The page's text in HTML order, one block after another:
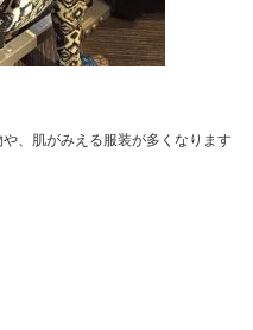
、肌がみえる服装が多くなります